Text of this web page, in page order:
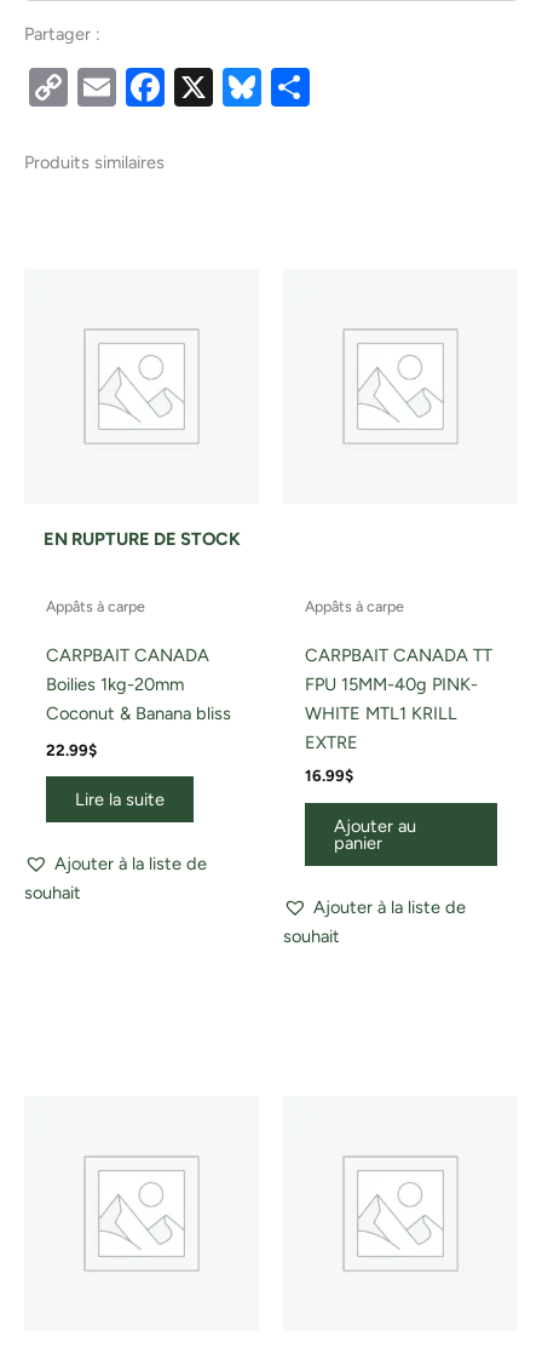
Partager :
CopyEmailFacebook
X Bluesky
Produits similaires
EN RUPTURE DE STOCK
Appâts à carpe
CARPBAIT CANADA
Boilies 1kg-20mm
Coconut & Banana bliss
22.99$
Lire la suite
Ajouter à la liste de
souhait
Appâts à carpe
CARPBAIT CANADA TT
FPU 15MM-40g PINK-
WHITE MTL1 KRILL
EXTRE
16.99$
Ajouter au
panier
Ajouter à la liste de
souhait